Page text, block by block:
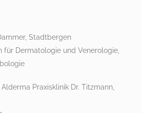
Stadtbergen
für Dermatologie und Venerologie,
Alderma Praxisklinik Dr. Titzmann,